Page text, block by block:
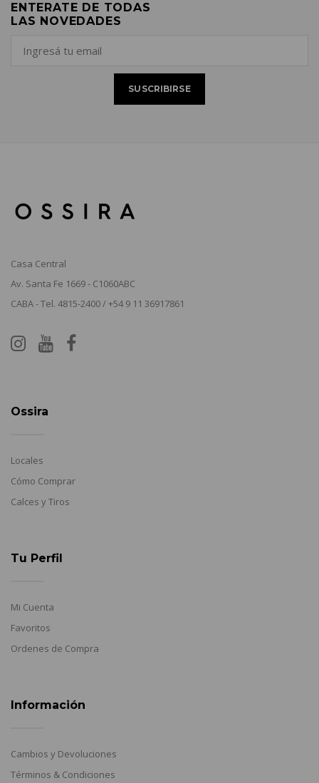
ENTERATE DE TODAS
LAS NOVEDADES
Casa Central
Av. Santa Fe 1669 - C1060ABC
CABA - Tel. 4815-2400 / +54 9 11 36917861
Ossira
Locales
Cómo Comprar
Calces y Tiros
Tu Perfil
Mi Cuenta
Favoritos
Ordenes de Compra
Información
Cambios y Devoluciones
Términos & Condiciones